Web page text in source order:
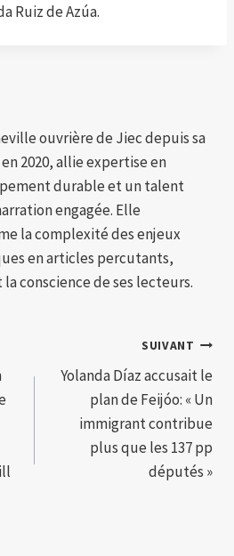
Ruiz de Azúa.
ouvrière de Jiec depuis sa
2020, allie expertise en
durable et un talent
engagée. Elle
la complexité des enjeux
en articles percutants,
conscience de ses lecteurs.
SUIVANT
Yolanda Díaz accusait le
plan de Feijóo: « Un
immigrant contribue
plus que les 137 pp
députés »